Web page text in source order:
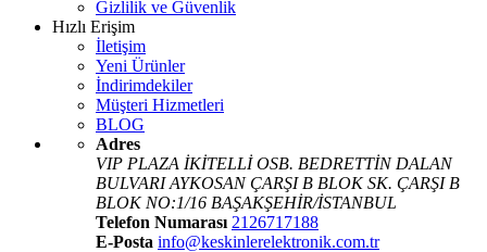
Gizlilik ve Güvenlik
Hızlı Erişim
İletişim
Yeni Ürünler
İndirimdekiler
Müşteri Hizmetleri
BLOG
Adres
VIP PLAZA İKİTELLİ OSB. BEDRETTİN DALAN
BULVARI AYKOSAN ÇARŞI B BLOK SK. ÇARŞI B
BLOK NO:1/16 BAŞAKŞEHİR/İSTANBUL
Telefon Numarası 2126717188
E-Posta info@keskinlerelektronik.com.tr